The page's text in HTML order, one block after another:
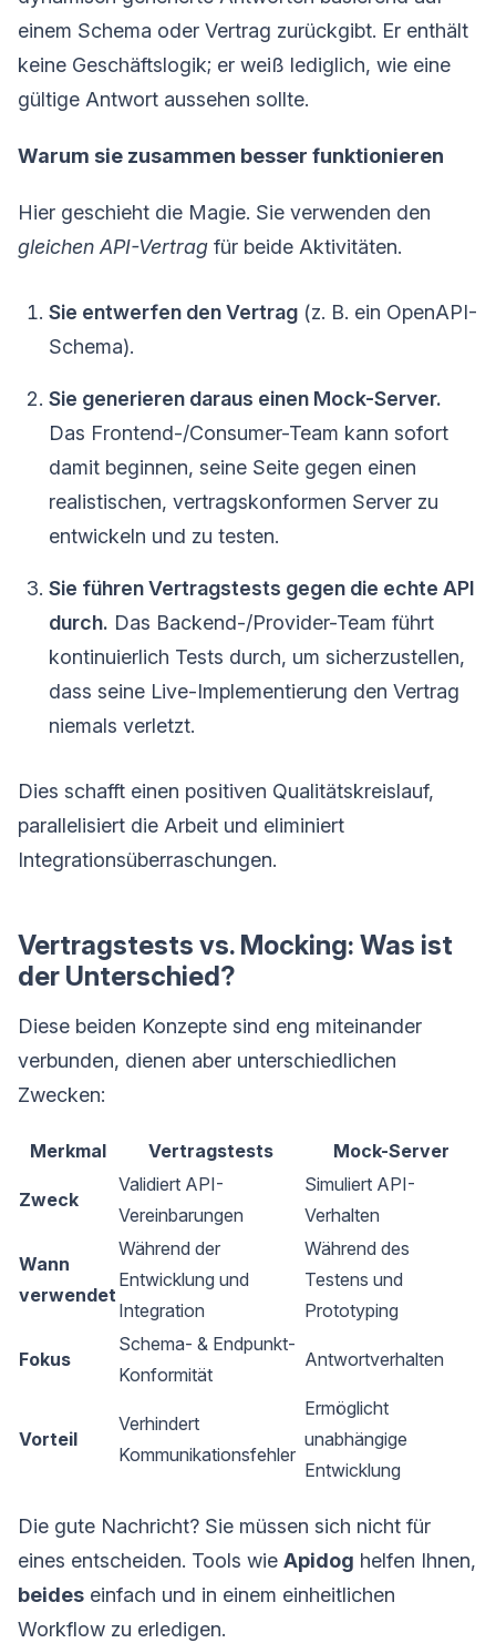
einem Schema oder Vertrag zurückgibt. Er enthält
keine Geschäftslogik; er weiß lediglich, wie eine
gültige Antwort aussehen sollte.
Warum sie zusammen besser funktionieren
Hier geschieht die Magie. Sie verwenden den
gleichen API-Vertrag für beide Aktivitäten.
Sie entwerfen den Vertrag (z. B. ein OpenAPI-
Schema).
Sie generieren daraus einen Mock-Server.
Das Frontend-/Consumer-Team kann sofort
damit beginnen, seine Seite gegen einen
realistischen, vertragskonformen Server zu
entwickeln und zu testen.
Sie führen Vertragstests gegen die echte API
durch. Das Backend-/Provider-Team führt
kontinuierlich Tests durch, um sicherzustellen,
dass seine Live-Implementierung den Vertrag
niemals verletzt.
Dies schafft einen positiven Qualitätskreislauf,
parallelisiert die Arbeit und eliminiert
Integrationsüberraschungen.
Vertragstests vs. Mocking: Was ist
der Unterschied?
Diese beiden Konzepte sind eng miteinander
verbunden, dienen aber unterschiedlichen
Zwecken:
Merkmal Vertragstests Mock-Server
Zweck
Validiert API-
Vereinbarungen
Simuliert API-
Verhalten
Wann
verwendet
Während der
Entwicklung und
Integration
Während des
Testens und
Prototyping
Fokus
Schema- & Endpunkt-
Konformität
Antwortverhalten
Vorteil
Verhindert
Kommunikationsfehler
Ermöglicht
unabhängige
Entwicklung
Die gute Nachricht? Sie müssen sich nicht für
eines entscheiden. Tools wie Apidog helfen Ihnen,
beides einfach und in einem einheitlichen
Workflow zu erledigen.